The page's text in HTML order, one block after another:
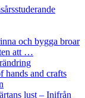
och bygga broar
att …
hands and crafts
lust – Inifrån